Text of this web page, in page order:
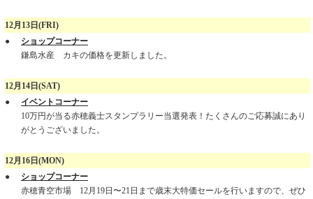
12月13日(FRI)
●
ショップコーナー
鎌島水産 カキの価格を更新しました。
12月14日(SAT)
●
イベントコーナー
10万円が当る赤穂義士スタンプラリー当選発表！たくさんのご応募誠にあり
がとうございました。
12月16日(MON)
●
ショップコーナー
赤穂青空市場 12月19日〜21日まで歳末大特価セールを行いますので、ぜひ